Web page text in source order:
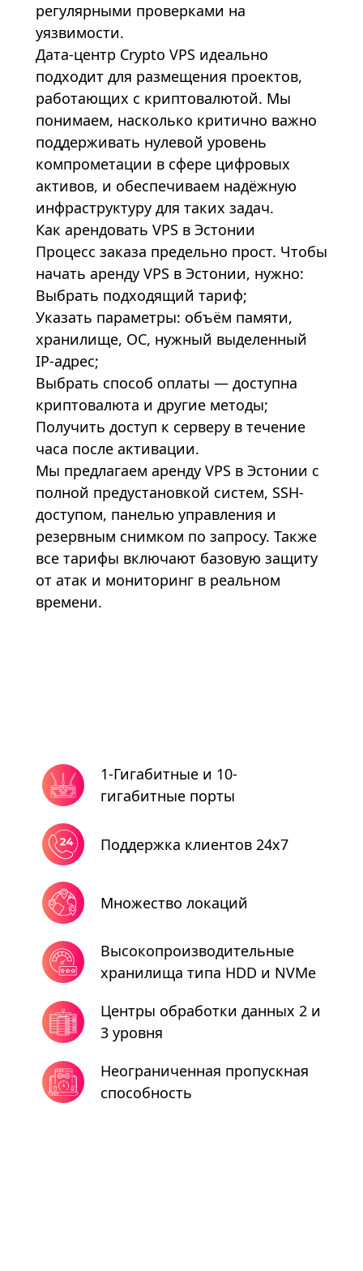
регулярными проверками на
уязвимости.
Дата-центр Crypto VPS идеально
подходит для размещения проектов,
работающих с криптовалютой. Мы
понимаем, насколько критично важно
поддерживать нулевой уровень
компрометации в сфере цифровых
активов, и обеспечиваем надёжную
инфраструктуру для таких задач.
Как арендовать VPS в Эстонии
Процесс заказа предельно прост. Чтобы
начать аренду VPS в Эстонии, нужно:
Выбрать подходящий тариф;
Указать параметры: объём памяти,
хранилище, ОС, нужный выделенный
IP-адрес;
Выбрать способ оплаты — доступна
криптовалюта и другие методы;
Получить доступ к серверу в течение
часа после активации.
Мы предлагаем аренду VPS в Эстонии с
полной предустановкой систем, SSH-
доступом, панелью управления и
резервным снимком по запросу. Также
все тарифы включают базовую защиту
от атак и мониторинг в реальном
времени.
1-Гигабитные и 10-
гигабитные порты
Поддержка клиентов 24x7
Множество локаций
Высокопроизводительные
хранилища типа HDD и NVMe
Центры обработки данных 2 и
3 уровня
Неограниченная пропускная
способность